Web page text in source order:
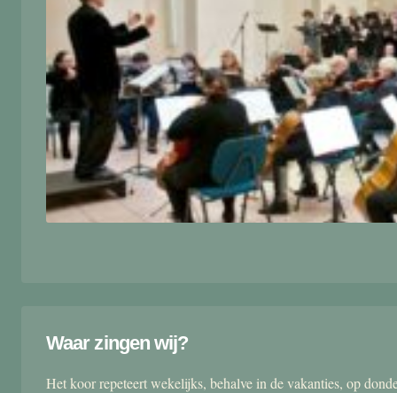
Waar zingen wij?
Het koor repeteert wekelijks, behalve in de vakanties, op